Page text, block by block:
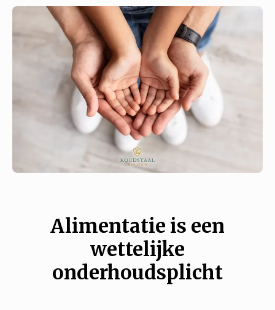
Alimentatie is een
wettelijke
onderhoudsplicht